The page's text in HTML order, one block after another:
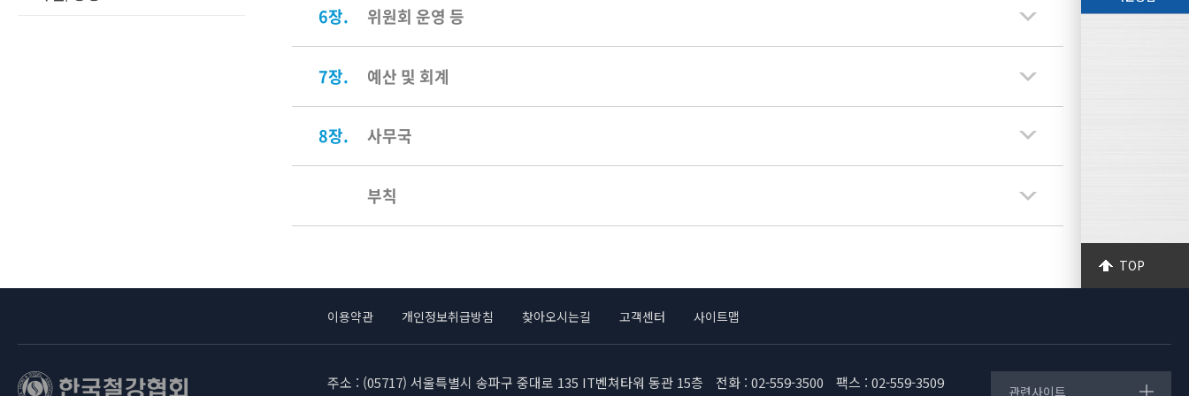
6장. 위원회 운영 등
7장. 예산 및 회계
8장. 사무국
부칙
이용약관 개인정보취급방침 찾아오시는길 고객센터 사이트맵
주소 : (05717) 서울특별시 송파구 중대로 135 IT벤쳐타워 동관 15층 전화 : 02-559-3500
팩스 : 02-559-3509
관련사이트
TOP